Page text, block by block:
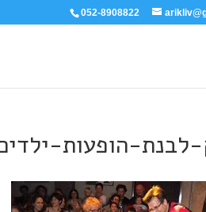
052-8908822
לבנת-הופעות-